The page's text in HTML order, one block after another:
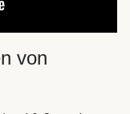
von